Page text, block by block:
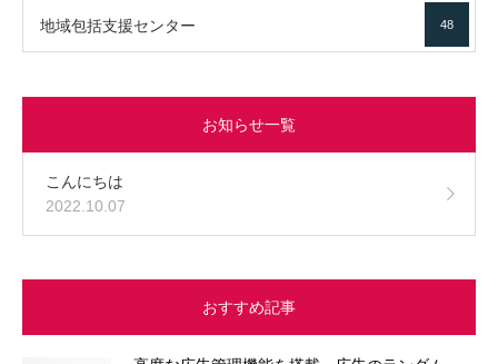
地域包括支援センター 48
お知らせ一覧
こんにちは
2022.10.07
おすすめ記事